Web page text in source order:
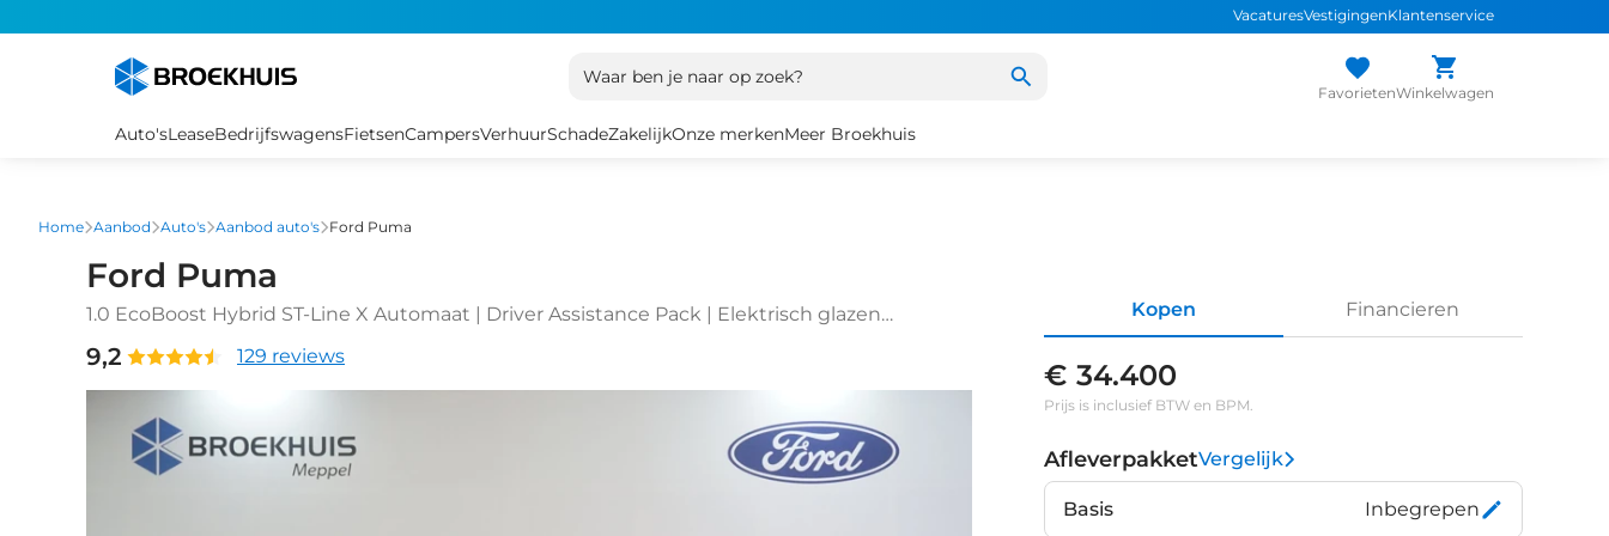
VacaturesVestigingenKlantenservice
Waar ben je naar op zoek?
FavorietenWinkelwagen
Auto'sLeaseBedrijfswagensFietsenCampersVerhuurSchadeZakelijkOnze merkenMeer Broekhuis
Home Aanbod Auto's Aanbod auto's Ford Puma
Ford Puma
1.0 EcoBoost Hybrid ST-Line X Automaat | Driver Assistance Pack | Elektrisch glazen
9,2 129 reviews
Kopen Financieren
€ 34.400
Prijs is inclusief BTW en BPM.
AfleverpakketVergelijk
Basis Inbegrepen